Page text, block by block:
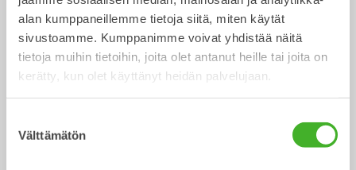
alan kumppaneillemme tietoja siitä, miten käytät
sivustoamme. Kumppanimme voivat yhdistää näitä
tietoja muihin tietoihin, joita olet antanut heille tai joita on
kerätty, kun olet käyttänyt heidän palvelujaan.
valinta
Välttämätön